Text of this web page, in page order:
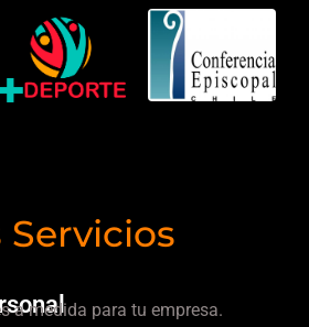
a medida para tu empresa.